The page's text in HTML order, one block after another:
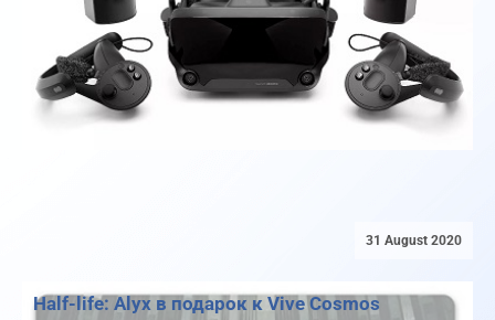
31 August 2020
Half-life: Alyx в подарок к Vive Cosmos